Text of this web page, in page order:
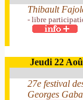
Thibault
- libre
Jeudi 22
27e festival
Georges